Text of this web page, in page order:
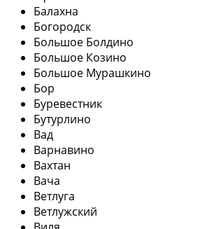
Балахна
Богородск
Большое Болдино
Большое Козино
Большое Мурашкино
Бор
Буревестник
Бутурлино
Вад
Варнавино
Вахтан
Вача
Ветлуга
Ветлужский